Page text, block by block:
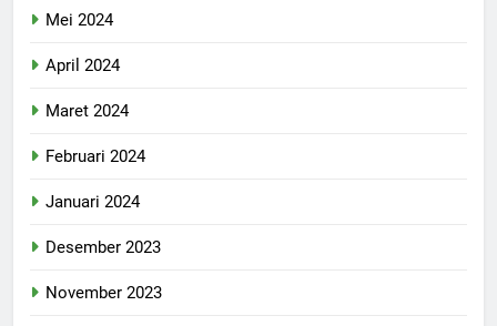
Mei 2024
April 2024
Maret 2024
Februari 2024
Januari 2024
Desember 2023
November 2023